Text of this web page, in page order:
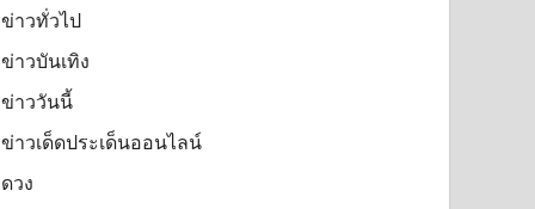
ข่าวทั่วไป
ข่าวบันเทิง
ข่าววันนี้
ข่าวเด็ดประเด็นออนไลน์
ดวง